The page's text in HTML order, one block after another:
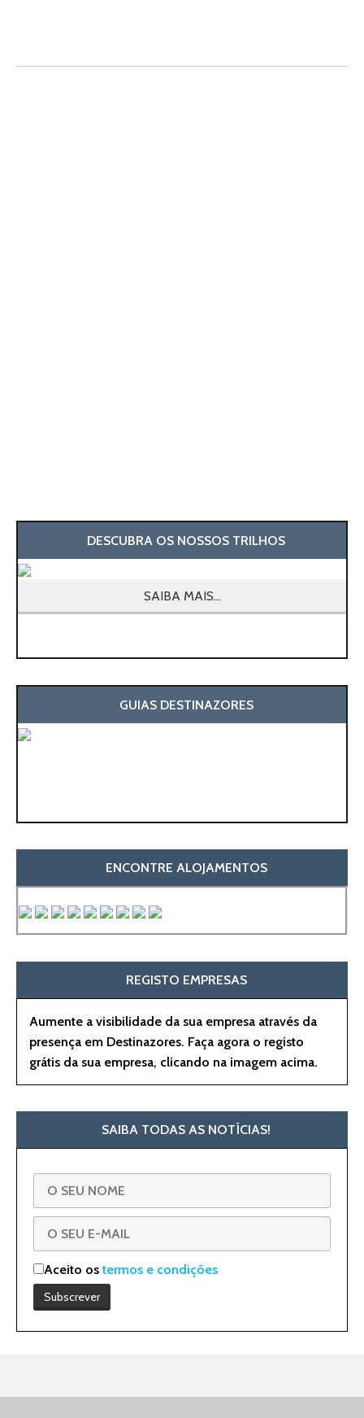
DESCUBRA OS NOSSOS TRILHOS
SAIBA MAIS...
GUIAS DESTINAZORES
ENCONTRE ALOJAMENTOS
REGISTO EMPRESAS
Aumente a visibilidade da sua empresa através da
presença em Destinazores. Faça agora o registo
grátis da sua empresa, clicando na imagem acima.
SAIBA TODAS AS NOTÍCIAS!
Aceito ostermos e condições